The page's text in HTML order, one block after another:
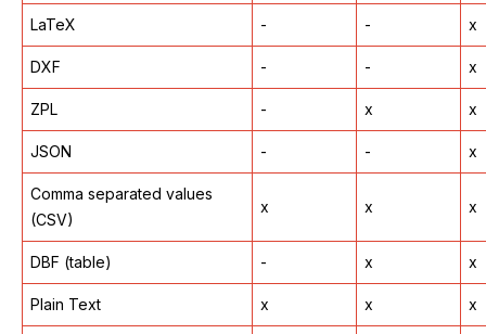
LaTeX - - x
DXF - - x
ZPL - x x
JSON - - x
Comma separated values
(CSV)
x x x
DBF (table) - x x
Plain Text x x x